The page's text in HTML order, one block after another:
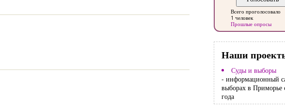
Всего проголосовало
1 человек
Прошлые опросы
Наши
Суды и выборы
- информационный
выборах в Приморье
года